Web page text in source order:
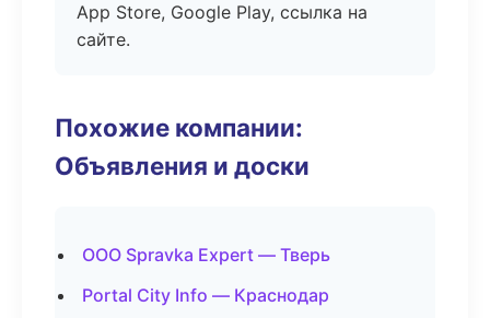
App Store, Google Play, ссылка на
сайте.
Похожие компании:
Объявления и доски
ООО Spravka Expert — Тверь
Portal City Info — Краснодар